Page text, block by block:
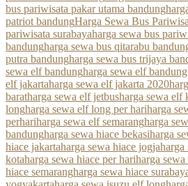
bus pariwisata pakar utama bandung
patriot bandungHarga Sewa Bus
pariwisata surabayaharga sewa bus
bandungharga sewa bus qitarabu
putra bandungharga sewa bus trijaya
sewa elf bandungharga sewa elf
elf jakartaharga sewa elf jakarta 2020
baratharga sewa elf jetbusharga sewa elf
longharga sewa elf long per hariharga
perhariharga sewa elf semarangharga
bandungharga sewa hiace bekasiharga
hiace jakartaharga sewa hiace jogjaharga
kotaharga sewa hiace per hariharga
hiace semarangharga sewa hiace